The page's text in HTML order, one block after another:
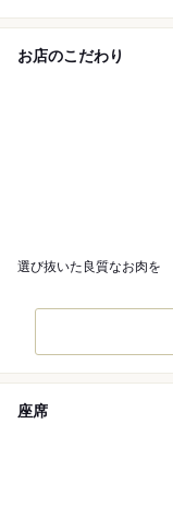
お店のこだわり
選び抜いた良質なお肉を
座席